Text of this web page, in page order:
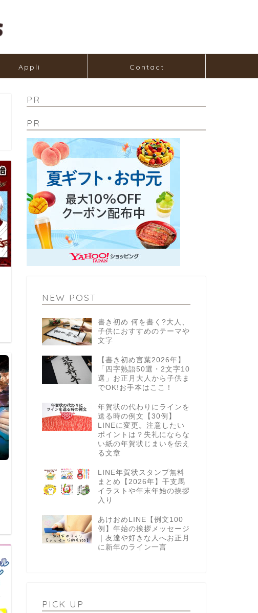
Appli Contact
PR
PR
NEW POST
書き初め 何を書く?大人、
子供におすすめのテーマや
文字
【書き初め言葉2026年】
「四字熟語50選・2文字10
選」お正月大人から子供ま
でOK!お手本はここ！
年賀状の代わりにラインを
送る時の例文【30例】
LINEに変更。注意したい
ポイントは？失礼にならな
い紙の年賀状じまいを伝え
る文章
LINE年賀状スタンプ無料
まとめ【2026年】干支馬
イラストや年末年始の挨拶
入り
あけおめLINE【例文100
例】年始の挨拶メッセージ
｜友達や好きな人へお正月
に新年のライン一言
PICK UP